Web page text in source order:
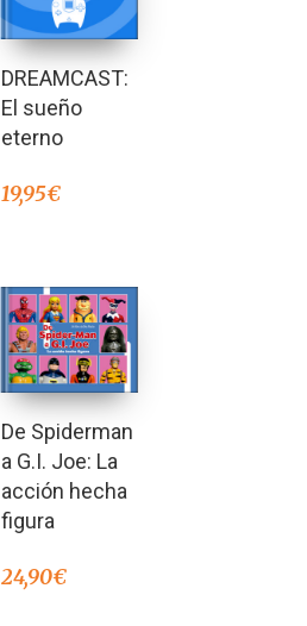
DREAMCAST:
El sueño
eterno
19,95€
De Spiderman
a G.I. Joe: La
acción hecha
figura
24,90€